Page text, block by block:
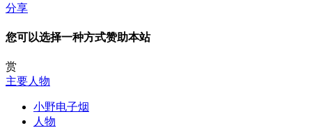
分享
您可以选择一种方式赞助本站
赏
主要人物
小野电子烟
人物